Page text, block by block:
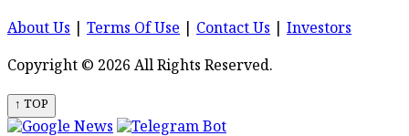
About Us Terms Of Use Contact Us
Investors
Copyright © 2026 All Rights Reserved.
↑ TOP